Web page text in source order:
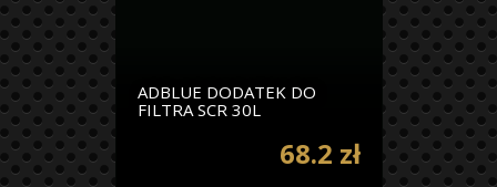
ADBLUE DODATEK DO
FILTRA SCR 30L
68.2 zł